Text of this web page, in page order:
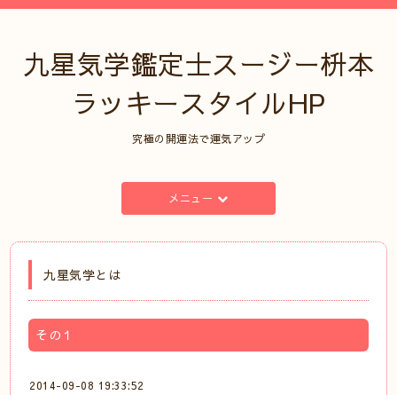
九星気学鑑定士スージー枡本
ラッキースタイルHP
究極の開運法で運気アップ
メニュー
九星気学とは
その１
2014-09-08 19:33:52